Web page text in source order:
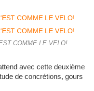
COMME LE VELO!...
avec cette deuxième
de concrétions, gours